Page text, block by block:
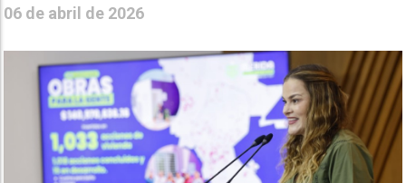
06 de abril de 2026